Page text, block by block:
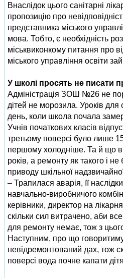
Внаслідок цього санітарні
пропозицію про
представника міського
мова. Тобто, є необхідність
міськвиконкому питання про
міського управління освіти
У школі просять не писати
Адміністрація ЗОШ №26 не
дітей не морозила. Уроків для
день, коли школа почала
Учнів початкових класів
третьому поверсі було лише
першому холодніше. Та й що
років, а ремонту як такого і
приводу шкільної
– Трапилася аварія, її
навчально-виробничого
керівники, директор на
скільки сил витрачено, аби
для ремонту немає, тож з
Наступним, про що
невідремонтований дах, тож
поверсі вода почне капати